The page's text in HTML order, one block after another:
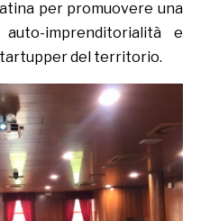
per promuovere una
imprenditorialità e
del territorio.